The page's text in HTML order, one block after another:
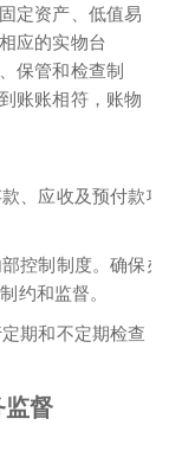
定资产、低值易
应的实物台
保管和检查制
账账相符，账物
、应收及预付款项
控制制度。确保办
约和监督。
期和不定期检查，
督